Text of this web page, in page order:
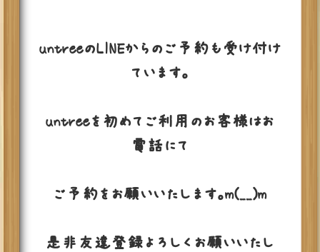
untreeのLINEからのご予約も受け付け
ています。
untreeを初めてご利用のお客様はお
電話にて
ご予約をお願いいたします。m(__)m
是非友達登録よろしくお願いいたし